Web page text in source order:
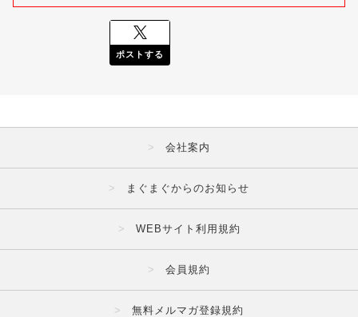
ポストする
会社案内
まぐまぐからのお知らせ
WEBサイト利用規約
会員規約
無料メルマガ登録規約